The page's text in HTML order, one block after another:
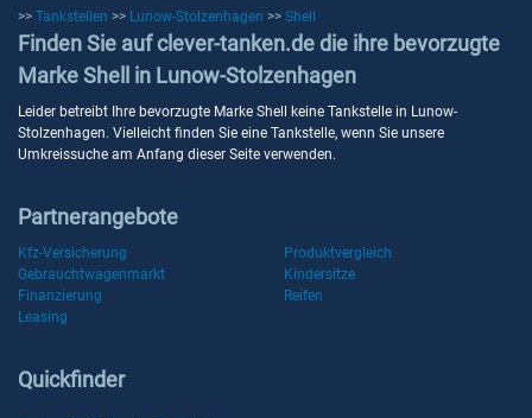
>> Tankstellen >> Lunow-Stolzenhagen >> Shell
Finden Sie auf clever-tanken.de die ihre bevorzugte
Marke Shell in Lunow-Stolzenhagen
Leider betreibt Ihre bevorzugte Marke Shell keine Tankstelle in Lunow-
Stolzenhagen. Vielleicht finden Sie eine Tankstelle, wenn Sie unsere
Umkreissuche am Anfang dieser Seite verwenden.
Partnerangebote
Kfz-Versicherung
Produktvergleich
Gebrauchtwagenmarkt
Kindersitze
Finanzierung
Reifen
Leasing
Quickfinder